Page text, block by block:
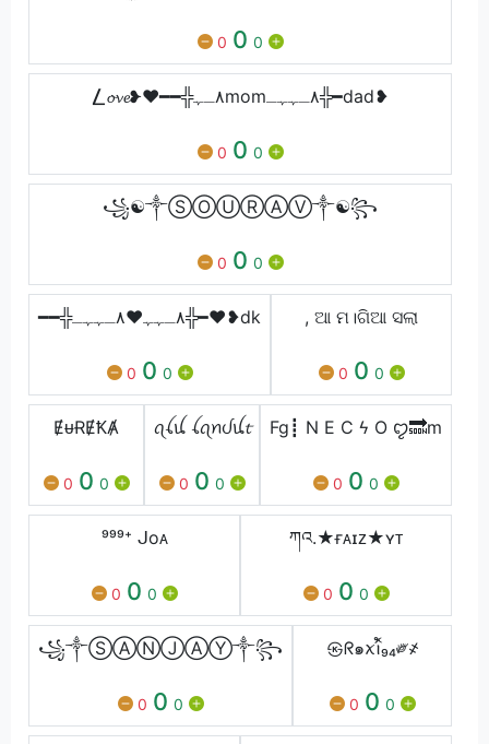
0 0 0
⎳𝓸𝓿𝓮❥❤️━━╬٨ـﮩmom٨ـﮩﮩـ╬━dad❥
0 0 0
꧁☯༒ⓈⓄⓊⓇⒶⓋ༒☯꧂
0 0 0
━━╬٨ـﮩﮩ❤٨ـﮩﮩـ╬━❤️❥dk
0 0 0
, ଆ ମ।ଗିଆ ସଲା
0 0 0
ɆᵾɌɆꝀȺ
0 0 0
ꪖꪶꪊ ꪶꪖꪀᦔꪊ𝓽
0 0 0
Fg┋ N E C ϟ O ꨄ︎🔜m
0 0 0
⁹⁹⁹⁺ ᒍoᴀ
0 0 0
ཀའ.★ғᴀɪᴢ★ʏᴛ
0 0 0
꧁༒ⓈⒶⓃⒿⒶⓎ༒꧂
0 0 0
㉿ᖇ๑ꪎꪱꪲꪳ₉₄༗҂
0 0 0